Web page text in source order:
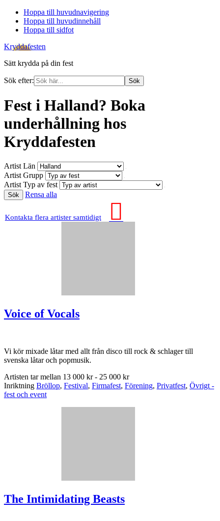
Hoppa till huvudnavigering
Hoppa till huvudinnehåll
Hoppa till sidfot
Kryddafesten
Sätt krydda på din fest
Sök efter:
Fest i Halland? Boka
underhållning hos
Kryddafesten
Artist Län
Artist Grupp
Artist Typ av fest
Sök Rensa alla
Kontakta flera artister samtidigt
Voice of Vocals
Vi kör mixade låtar med allt från disco till rock & schlager till
svenska låtar och popmusik.
Artisten tar mellan 13 000 kr - 25 000 kr
Inriktning Bröllop, Festival, Firmafest, Förening, Privatfest, Övrigt -
fest och event
The Intimidating Beasts